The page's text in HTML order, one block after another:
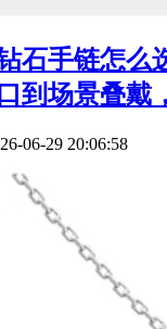
石手链怎么
到场景叠戴
06-29 20:06:58